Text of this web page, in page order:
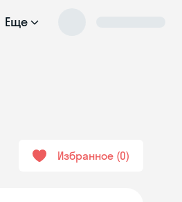
Еще
Избранное 0